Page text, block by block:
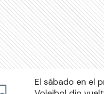
El sábado en el